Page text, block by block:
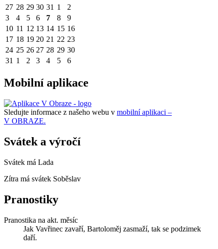
27 28 29 30 31 1
2
3
4 5 6 7 8
9
10 11 12 13 14 15 16
17 18 19 20 21 22 23
24 25 26 27 28 29 30
31 1 2 3 4 5 6
Mobilní aplikace
Sledujte informace z našeho webu v mobilní aplikaci –
V OBRAZE.
Svátek a výročí
Svátek má Lada
Zítra má svátek Soběslav
Pranostiky
Pranostika na akt. měsíc
Jak Vavřinec zavaří, Bartoloměj zasmaží, tak se podzimek
daří.